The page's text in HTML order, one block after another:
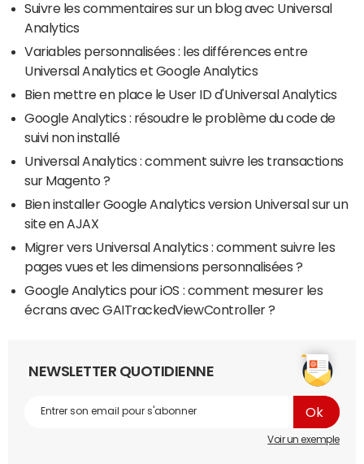
Suivre les commentaires sur un blog avec Universal
Analytics
Variables personnalisées : les différences entre
Universal Analytics et Google Analytics
Bien mettre en place le User ID d'Universal Analytics
Google Analytics : résoudre le problème du code de
suivi non installé
Universal Analytics : comment suivre les transactions
sur Magento ?
Bien installer Google Analytics version Universal sur un
site en AJAX
Migrer vers Universal Analytics : comment suivre les
pages vues et les dimensions personnalisées ?
Google Analytics pour iOS : comment mesurer les
écrans avec GAITrackedViewController ?
NEWSLETTER QUOTIDIENNE
Voir un exemple